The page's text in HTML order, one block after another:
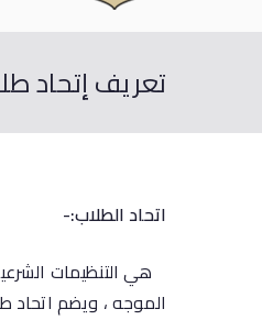
تعريف إتحاد
اتحاد الطلاب:-
هي التنظيمات
الموجه ، ويضم اتحاد